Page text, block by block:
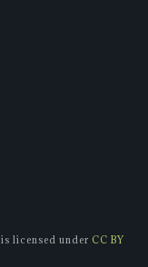
is licensed under CC BY